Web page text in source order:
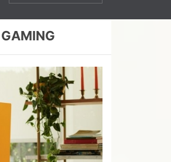
GAMING